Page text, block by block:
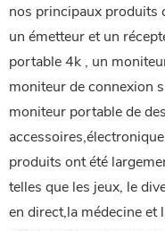
nos principaux produits
un émetteur et un
portable 4k , un
moniteur de connexion
moniteur portable de
produits ont été
telles que les jeux, le
en direct,la médecine et